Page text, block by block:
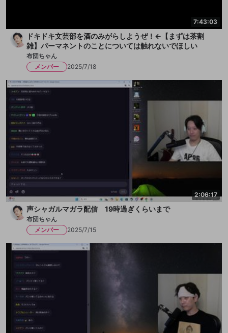
7:43:03
ドキドキ文芸部を酒のみがらしようぜ！←【まずは茶割
雑】パーマネントのことについては触れないでほしい
布団ちゃん
メンバー
2025/7/18
2:06:17
声シャガルマガラ配信 19時過ぎくらいまで
布団ちゃん
メンバー
2025/7/15